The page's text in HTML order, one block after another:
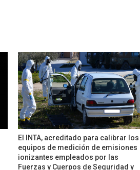
El INTA, acreditado para calibrar los
equipos de medición de emisiones
ionizantes empleados por las
Fuerzas y Cuerpos de Seguridad y